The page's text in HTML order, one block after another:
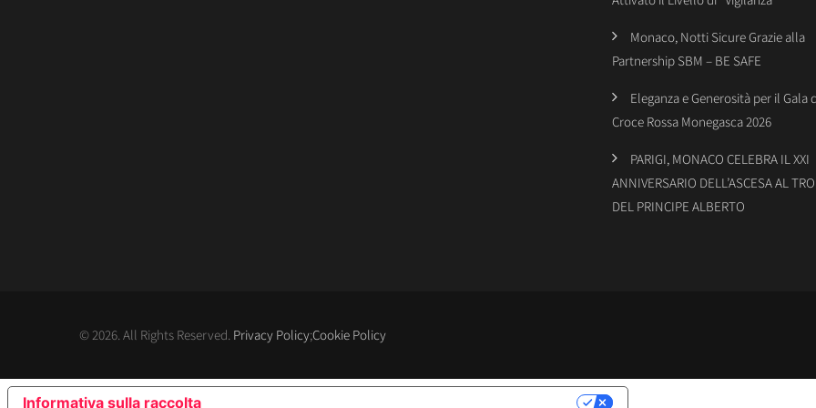
Monaco, Notti Sicure Grazie alla
Partnership SBM – BE SAFE
Eleganza e Generosità per il Gala
Croce Rossa Monegasca 2026
PARIGI, MONACO CELEBRA IL XXI
ANNIVERSARIO DELL’ASCESA AL
DEL PRINCIPE ALBERTO
© 2026. All Rights Reserved. Privacy Policy;Cookie Policy
Informativa sulla raccolta